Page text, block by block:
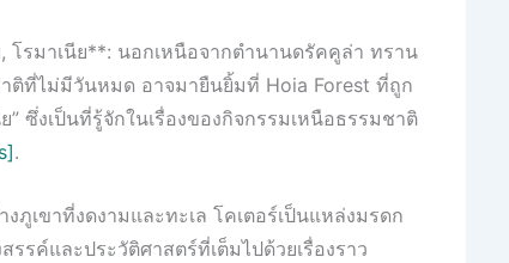
โรมาเนีย**: นอกเหนือจากตำนานดรัคคูล่า ทราน
ติที่ไม่มีวันหมด อาจมายืนยิ้มที่ Hoia Forest ที่ถูก
” ซึ่งเป็นที่รู้จักในเรื่องของกิจกรรมเหนือธรรมชาติ
.
ภูเขาที่งดงามและทะเล โคเตอร์เป็นแหล่งมรดก
รค์และประวัติศาสตร์ที่เต็มไปด้วยเรื่องราว